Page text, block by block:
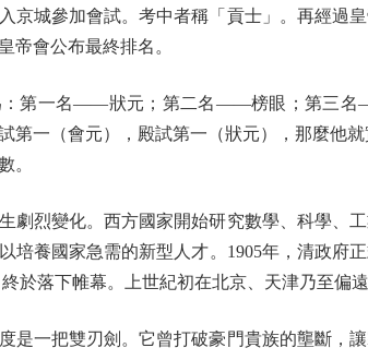
城參加會試。考中者稱「貢士」。再經過
帝會公布最終排名。
一名——狀元；第二名——榜眼；第三名
第一（會元），殿試第一（狀元），那麼
。
烈變化。西方國家開始研究數學、科學、
培養國家急需的新型人才。1905年，清政
於落下帷幕。上世紀初在北京、天津乃至偏
一把雙刃劍。它曾打破豪門貴族的壟斷，